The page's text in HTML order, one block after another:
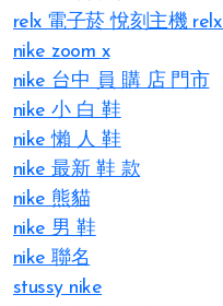
relx 電子菸悅刻主機 relx
nike zoom x
nike 台中 員 購 店 門市
nike 小 白 鞋
nike 懶 人 鞋
nike 最新 鞋 款
nike 熊貓
nike 男 鞋
nike 聯名
stussy nike